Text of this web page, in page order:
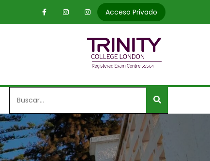
Acceso Privado
for: